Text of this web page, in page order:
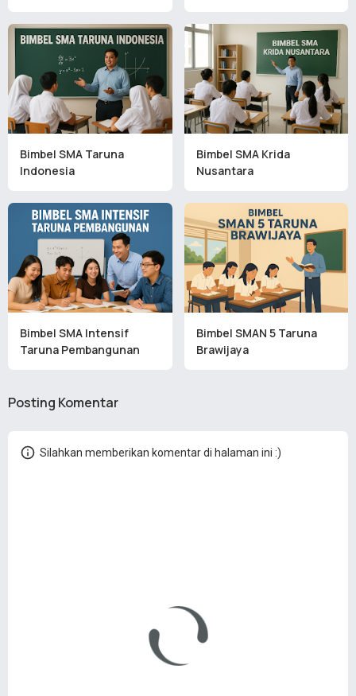
Bimbel SMA Taruna
Indonesia
Bimbel SMA Krida
Nusantara
Bimbel SMA Intensif
Taruna Pembangunan
Bimbel SMAN 5 Taruna
Brawijaya
Posting Komentar
Silahkan memberikan komentar di halaman ini :)